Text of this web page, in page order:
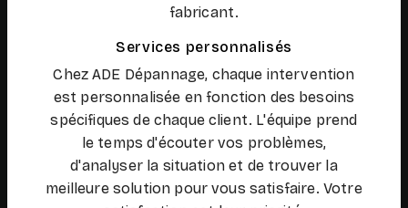
fabricant.
Services personnalisés
Chez ADE Dépannage, chaque intervention
est personnalisée en fonction des besoins
spécifiques de chaque client. L'équipe prend
le temps d'écouter vos problèmes,
d'analyser la situation et de trouver la
meilleure solution pour vous satisfaire. Votre